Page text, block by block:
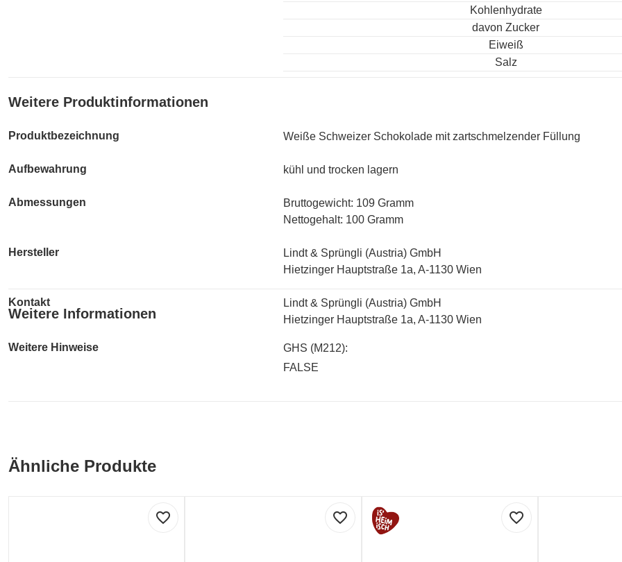
Kohlenhydrate
davon Zucker
Eiweiß
Salz
Weitere Produktinformationen
Produktbezeichnung Weiße Schweizer Schokolade mit zartschmelzender Füllung
Aufbewahrung kühl und trocken lagern
Abmessungen
Bruttogewicht: 109 Gramm
Nettogehalt: 100 Gramm
Hersteller
Lindt & Sprüngli (Austria) GmbH
Hietzinger Hauptstraße 1a, A-1130 Wien
Kontakt
Lindt & Sprüngli (Austria) GmbH
Hietzinger Hauptstraße 1a, A-1130 Wien
Weitere Informationen
Weitere Hinweise
GHS (M212):
FALSE
Ähnliche Produkte
favorite_border favorite_border favorite_border